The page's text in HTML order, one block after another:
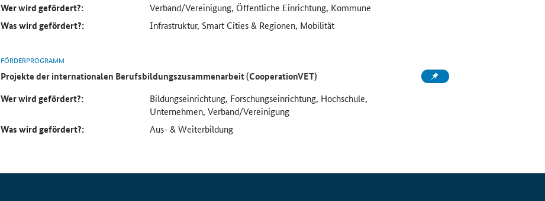
Wer wird gefördert?:
Verband/Vereinigung, Öffentliche Einrichtung, Kommune
Was wird gefördert?: Infrastruktur, Smart Cities & Regionen, Mobilität
FÖRDERPROGRAMM
Projekte der internationalen Berufsbildungszusammenarbeit (CooperationVET)
Wer wird gefördert?:
Bildungseinrichtung, Forschungseinrichtung, Hochschule,
Unternehmen, Verband/Vereinigung
Was wird gefördert?: Aus- & Weiterbildung